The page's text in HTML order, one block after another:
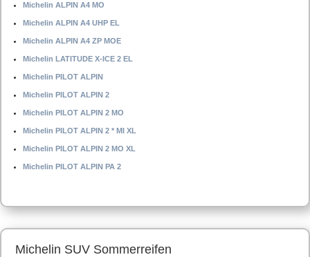
Michelin ALPIN A4 MO
Michelin ALPIN A4 UHP EL
Michelin ALPIN A4 ZP MOE
Michelin LATITUDE X-ICE 2 EL
Michelin PILOT ALPIN
Michelin PILOT ALPIN 2
Michelin PILOT ALPIN 2 MO
Michelin PILOT ALPIN 2 * MI XL
Michelin PILOT ALPIN 2 MO XL
Michelin PILOT ALPIN PA 2
Michelin SUV Sommerreifen